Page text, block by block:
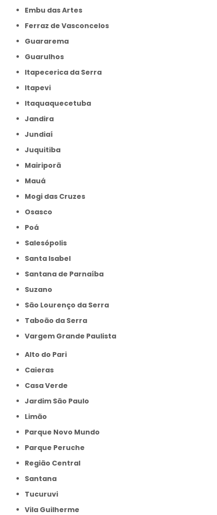
Embu das Artes
Ferraz de Vasconcelos
Guararema
Guarulhos
Itapecerica da Serra
Itapevi
Itaquaquecetuba
Jandira
Jundiaí
Juquitiba
Mairiporã
Mauá
Mogi das Cruzes
Osasco
Poá
Salesópolis
Santa Isabel
Santana de Parnaíba
Suzano
São Lourenço da Serra
Taboão da Serra
Vargem Grande Paulista
Alto do Pari
Caieras
Casa Verde
Jardim São Paulo
Limão
Parque Novo Mundo
Parque Peruche
Região Central
Santana
Tucuruvi
Vila Guilherme